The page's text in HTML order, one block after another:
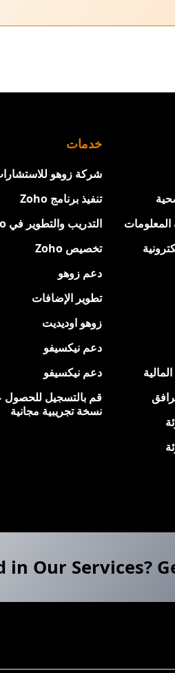
المعلومات
خدمات
شركة زوهو
تنفيذ برنامج Zoho
التدريب والتطوير في Zoho
تخصيص Zoho
دعم زوهو
تطوير الإضافات
زوهو اوديديت
دعم نيكسيفو
دعم نيكسيفو
قم بالتسجيل للحصول
نسخة تجريبية مجانية
Our Services?